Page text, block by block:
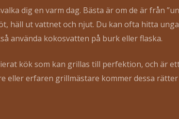
dig en varm dag. Bästa är om de är från
häll ut vattnet och njut. Du kan ofta hitta
använda kokosvatten på burk eller flaska.
kök som kan grillas till perfektion, och är
erfaren grillmästare kommer dessa rätter